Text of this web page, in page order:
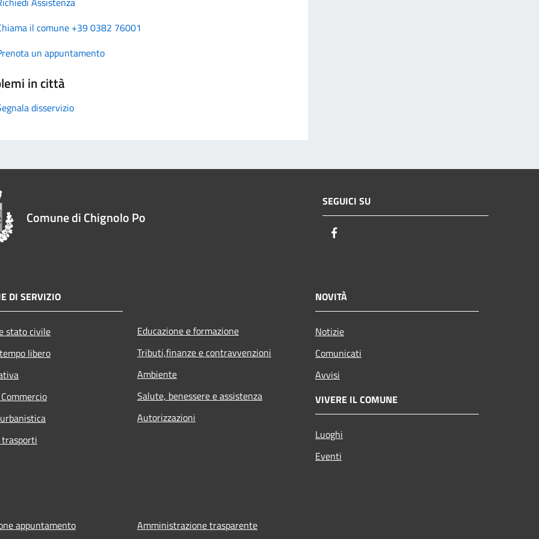
il comune +39 0382 76001
un appuntamento
in città
disservizio
Comune di Chignolo Po
SEGUICI SU
DI SERVIZIO
stato civile
libero
Educazione e formazione
Tributi,finanze e contravvenzioni
Ambiente
Salute, benessere e assistenza
Autorizzazioni
NOVITÀ
Notizie
Comunicati
Avvisi
VIVERE IL COMUNE
Luoghi
Eventi
appuntamento Amministrazione trasparente